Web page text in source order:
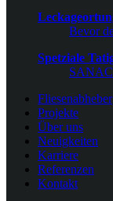
Bevor
Spetziale
SANAC
Fliesenabheber
Projekte
Über uns
Neuigkeiten
Karriere
Referenzen
Kontakt